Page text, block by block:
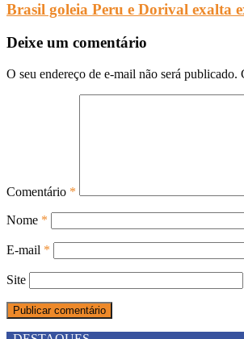
Brasil goleia Peru e Dorival exalta
Deixe um comentário
O seu endereço de e-mail não será publicado.
Comentário *
Nome *
E-mail *
Site